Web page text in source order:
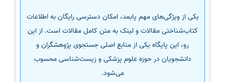
یکی از ویژگی‌های مهم پابمد، امکان دسترسی رایگان به اطلاعات
کتاب‌شناختی مقالات و لینک به متن کامل مقالات است. از این
رو، این پایگاه یکی از منابع اصلی جستجوی پژوهشگران و
دانشجویان در حوزه علوم پزشکی و زیست‌شناسی محسوب
می‌شود.